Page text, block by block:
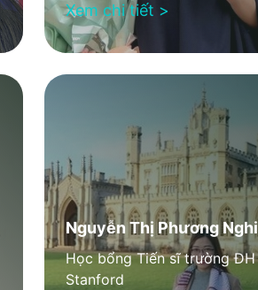
Xem chi tiết >
Nguyễn Thị Phương Nghi
Học bổng Tiến sĩ trường ĐH
Stanford